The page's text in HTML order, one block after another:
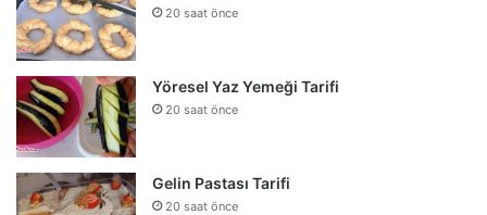
20 saat önce
Yöresel Yaz Yemeği Tarifi
20 saat önce
Gelin Pastası Tarifi
20 saat önce